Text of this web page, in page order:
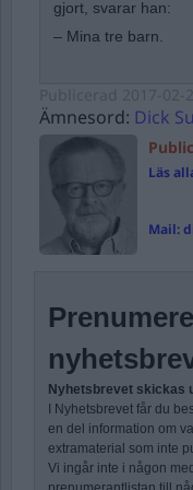
gjort, svarar han:
– Mina tre barn.
Ämnesord: Dick
Läs
Mail:
Nyhetsbrevet skickas
I Nyhetsbrevet får du
en del information om
extramaterial som inte
Vi ingår inte i någon